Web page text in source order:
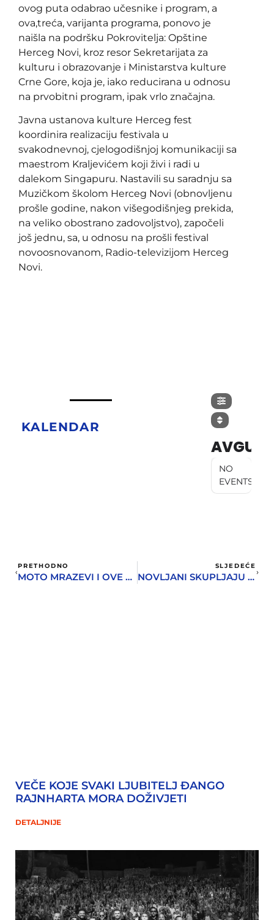
ovog puta odabrao učesnike i program, a
ova,treća, varijanta programa, ponovo je
naišla na podršku Pokrovitelja: Opštine
Herceg Novi, kroz resor Sekretarijata za
kulturu i obrazovanje i Ministarstva kulture
Crne Gore, koja je, iako reducirana u odnosu
na prvobitni program, ipak vrlo značajna.
Javna ustanova kulture Herceg fest
koordinira realizaciju festivala u
svakodnevnoj, cjelogodišnjoj komunikaciji sa
maestrom Kraljevićem koji živi i radi u
dalekom Singapuru. Nastavili su saradnju sa
Muzičkom školom Herceg Novi (obnovljenu
prošle godine, nakon višegodišnjeg prekida,
na veliko obostrano zadovoljstvo), započeli
još jednu, sa, u odnosu na prošli festival
novoosnovanom, Radio-televizijom Herceg
Novi.
KALENDAR
AVGUST
NO
EVENTS
PRETHODNO
MOTO MRAZEVI I OVE GODINE U BIJELOJ
SLJEDEĆE
NOVLJANI SKUPLJAJU POMOĆ ZA POSTRADALE U ZEMLJOTRESU U HRVATSKOJ
VEČE KOJE SVAKI LJUBITELJ ĐANGO
RAJNHARTA MORA DOŽIVJETI
DETALJNIJE